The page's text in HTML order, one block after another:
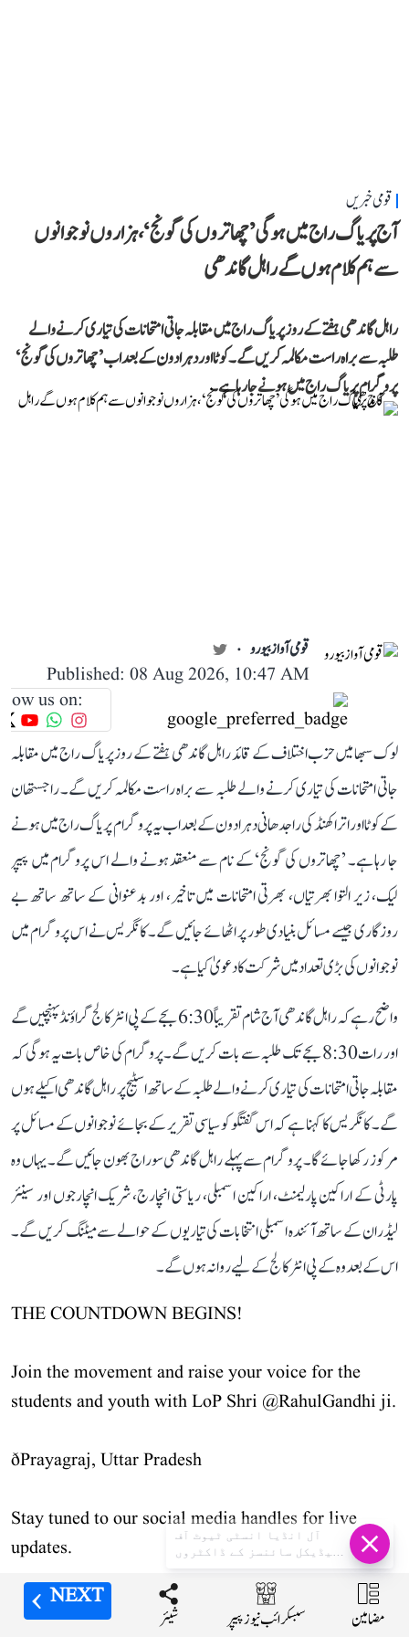
مضامین سبسکرائب نیوز پیپر شیئر
NEXT
مضامین سبسکرائب نیوز پیپر شیئر
NEXT
مضامین سبسکرائب نیوز پیپر شیئر
NEXT
قومی خبریں
آج پریاگ راج میں ہوگی ’چھاتروں کی گونج‘، ہزاروں نوجوانوں
سے ہم کلام ہوں گے راہل گاندھی
راہل گاندھی ہفتے کے روز پریاگ راج میں مقابلہ جاتی امتحانات کی تیاری کرنے والے
طلبہ سے براہ راست مکالمہ کریں گے۔ کوٹا اور دہرادون کے بعد اب ’چھاتروں کی گونج‘
پروگرام پریاگ راج میں ہونے جا رہا ہے۔
قومی آواز بیورو
Published: 08 Aug 2026, 10:47 AM
us on:
لوک سبھا میں حزب اختلاف کے قائد راہل گاندھی ہفتے کے روز پریاگ راج میں مقابلہ
جاتی امتحانات کی تیاری کرنے والے طلبہ سے براہ راست مکالمہ کریں گے۔ راجستھان
کے کوٹا اور اتراکھنڈ کی راجدھانی دہرادون کے بعد اب یہ پروگرام پریاگ راج میں ہونے
جا رہا ہے۔ ’چھاتروں کی گونج‘ کے نام سے منعقد ہونے والے اس پروگرام میں پیپر
لیک، زیر التوا بھرتیاں، بھرتی امتحانات میں تاخیر، اور بدعنوانی کے ساتھ ساتھ بے
روزگاری جیسے مسائل بنیادی طور پر اٹھائے جائیں گے۔ کانگریس نے اس پروگرام میں
نوجوانوں کی بڑی تعداد میں شرکت کا دعویٰ کیا ہے۔
واضح رہے کہ راہل گاندھی آج شام تقریباً 6:30 بجے کے پی انٹر کالج گراؤنڈ پہنچیں گے
اور رات 8:30 بجے تک طلبہ سے بات کریں گے۔ پروگرام کی خاص بات یہ ہوگی کہ
مقابلہ جاتی امتحانات کی تیاری کرنے والے طلبہ کے ساتھ اسٹیج پر راہل گاندھی اکیلے ہوں
گے۔ کانگریس کا کہنا ہے کہ اس گفتگو کو سیاسی تقریر کے بجائے نوجوانوں کے مسائل پر
مرکوز رکھا جائے گا۔ پروگرام سے پہلے راہل گاندھی سوراج بھون جائیں گے۔ یہاں وہ
پارٹی کے اراکین پارلیمنٹ، اراکین اسمبلی، ریاستی انچارج، شریک انچارجوں اور سینئر
لیڈران کے ساتھ آئندہ اسمبلی انتخابات کی تیاریوں کے حوالے سے میٹنگ کریں گے۔
اس کے بعد وہ کے پی انٹر کالج کے لیے روانہ ہوں گے۔
THE COUNTDOWN BEGINS!
Join the movement and raise your voice for the
students and youth with LoP Shri @RahulGandhiji.
ðPrayagraj, Uttar Pradesh
Stay tuned to our social media handles for live
updates.
https://t.co/PyuzChgH3J مضامین سبسکرائب نیوز پیپر شیئر
NEXT
آل انڈیا انسٹی ٹیوٹ آف
میڈیکل سائنسز کے ڈاکٹروں
کے مریض کو دی نئی زندگی